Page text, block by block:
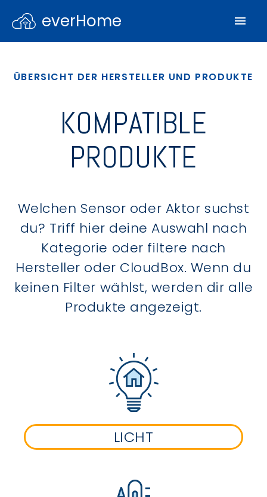
everHome
ÜBERSICHT DER HERSTELLER UND PRODUKTE
KOMPATIBLE
PRODUKTE
Welchen Sensor oder Aktor suchst
du? Triff hier deine Auswahl nach
Kategorie oder filtere nach
Hersteller oder CloudBox. Wenn du
keinen Filter wählst, werden dir alle
Produkte angezeigt.
LICHT